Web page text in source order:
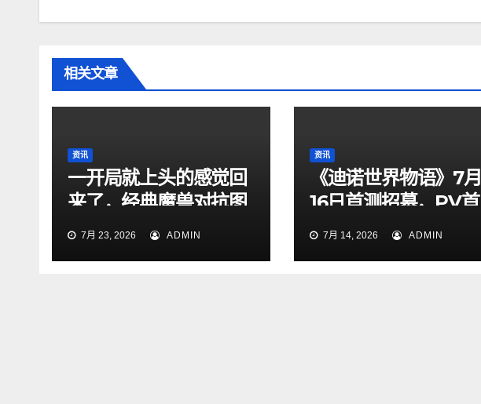
相关文章
资讯
一开局就上头的感觉回
来了，经典魔兽对抗图
依旧够味
7月 23, 2026 ADMIN
资讯
《迪诺世界物语》7月
16日首测招募，PV首
曝7月 14, 2026 ADMIN